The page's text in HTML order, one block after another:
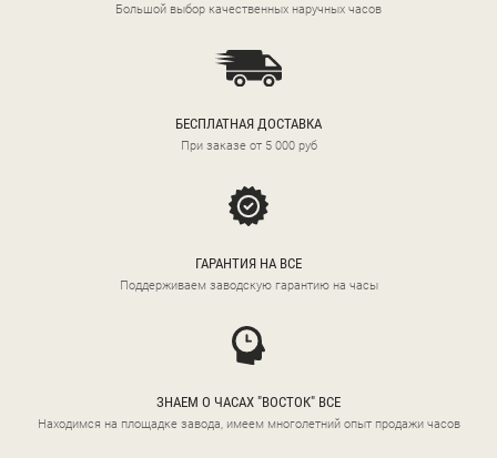
Большой выбор качественных наручных часов
БЕСПЛАТНАЯ ДОСТАВКА
При заказе от 5 000 руб
ГАРАНТИЯ НА ВСЕ
Поддерживаем заводскую гарантию на часы
ЗНАЕМ О ЧАСАХ "ВОСТОК" ВСЕ
Находимся на площадке завода, имеем многолетний опыт продажи часов